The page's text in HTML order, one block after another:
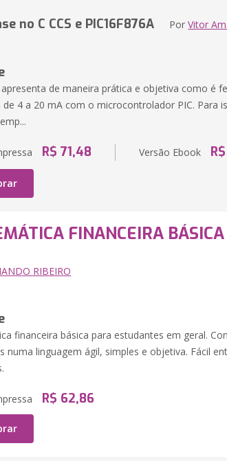
no C CCS e PIC16F876A PorVitor
apresenta de maneira prática e objetiva como é
de 4 a 20 mA com o microcontrolador PIC. Para
R$ 71,48 Versão Ebook
FINANCEIRA BÁSICA
RIBEIRO
financeira básica para estudantes em geral.
numa linguagem ágil, simples e objetiva. Fácil
R$ 62,86